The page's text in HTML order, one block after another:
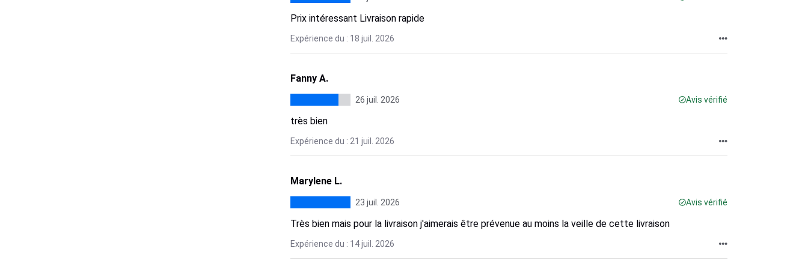
Prix intéressant Livraison rapide
Expérience du : 18 juil. 2026
Fanny A.
26 juil. 2026 Avis vérifié
très bien
Expérience du : 21 juil. 2026
Marylene L.
23 juil. 2026 Avis vérifié
Très bien mais pour la livraison j'aimerais être prévenue au moins la veille de cette livraison
Expérience du : 14 juil. 2026